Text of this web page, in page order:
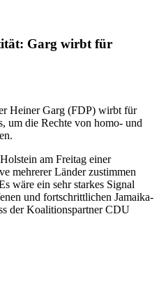
Garg wirbt für
Heiner Garg (FDP) wirbt für
um die Rechte von homo- und
am Freitag einer
mehrerer Länder zustimmen
wäre ein sehr starkes Signal
und fortschrittlichen Jamaika-
der Koalitionspartner CDU